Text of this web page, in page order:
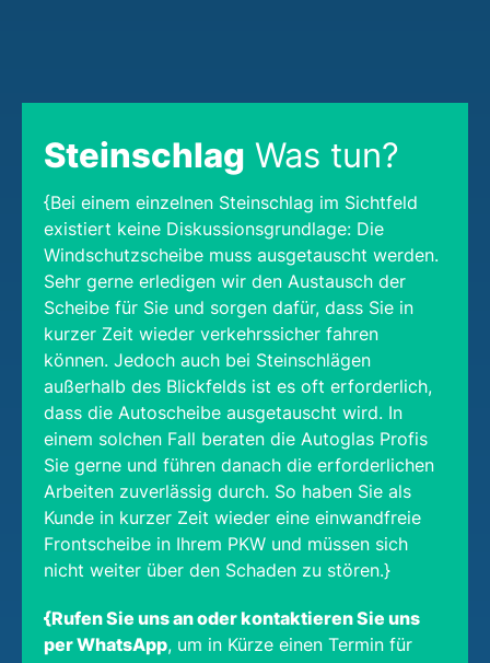
Steinschlag Was tun?
{Bei einem einzelnen Steinschlag im Sichtfeld
existiert keine Diskussionsgrundlage: Die
Windschutzscheibe muss ausgetauscht werden.
Sehr gerne erledigen wir den Austausch der
Scheibe für Sie und sorgen dafür, dass Sie in
kurzer Zeit wieder verkehrssicher fahren
können. Jedoch auch bei Steinschlägen
außerhalb des Blickfelds ist es oft erforderlich,
dass die Autoscheibe ausgetauscht wird. In
einem solchen Fall beraten die Autoglas Profis
Sie gerne und führen danach die erforderlichen
Arbeiten zuverlässig durch. So haben Sie als
Kunde in kurzer Zeit wieder eine einwandfreie
Frontscheibe in Ihrem PKW und müssen sich
nicht weiter über den Schaden zu stören.}
{Rufen Sie uns an oder kontaktieren Sie uns
per WhatsApp, um in Kürze einen Termin für